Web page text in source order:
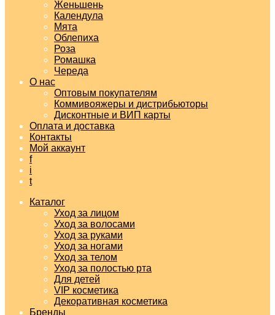
Женьшень
Календула
Мята
Облепиха
Роза
Ромашка
Череда
О нас
Оптовым покупателям
Коммивояжеры и дистрибьюторы
Дисконтные и ВИП карты
Оплата и доставка
Контакты
Мой аккаунт
f
i
t
Каталог
Уход за лицом
Уход за волосами
Уход за руками
Уход за ногами
Уход за телом
Уход за полостью рта
Для детей
VIP косметика
Декоративная косметика
Бренды